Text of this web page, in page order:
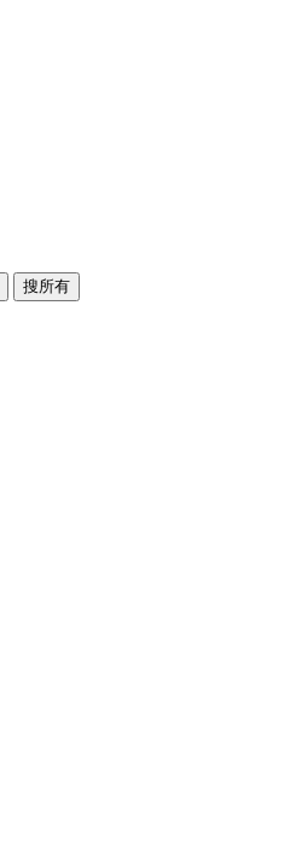
搜所有